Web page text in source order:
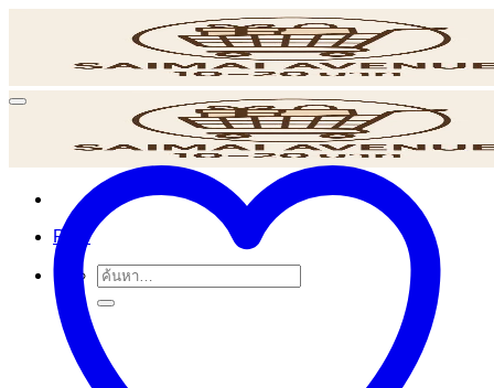
เนื้อหา
POS
ค้นหา: